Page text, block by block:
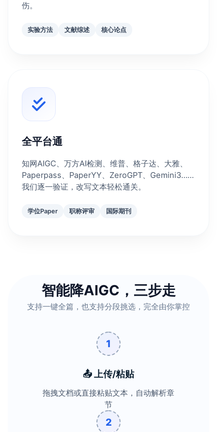
伤。
实验方法 文献综述 核心论点
全平台通
知网AIGC、万方AI检测、维普、格子达、大雅、
Paperpass、PaperYY、ZeroGPT、Gemini3……
我们逐一验证，改写文本轻松通关。
学位Paper 职称评审 国际期刊
智能降AIGC，三步走
支持一键全篇，也支持分段挑选，完全由你掌控
1
📤 上传/粘贴
拖拽文档或直接粘贴文本，自动解析章
节
2